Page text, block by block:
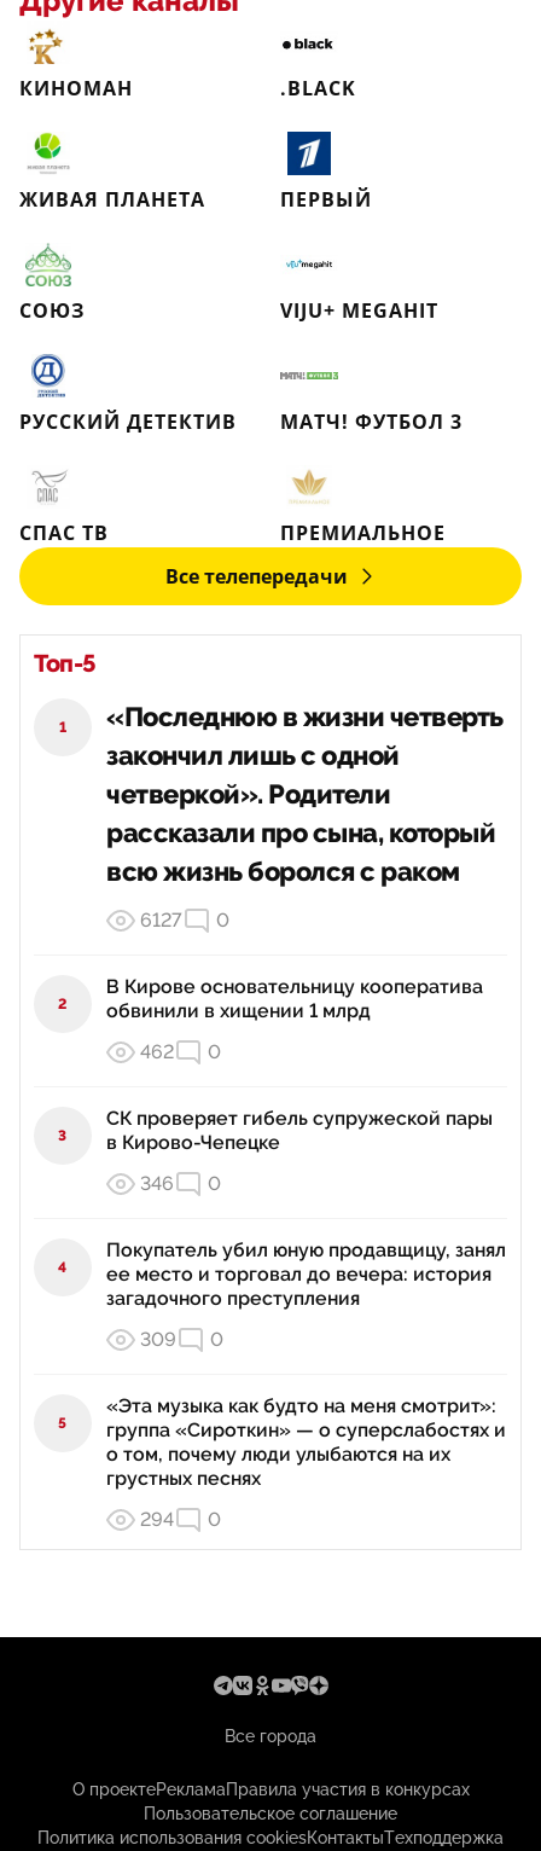
КИНОМАН .BLACK
ЖИВАЯ ПЛАНЕТА ПЕРВЫЙ
СОЮЗ VIJU+ MEGAHIT
РУССКИЙ ДЕТЕКТИВ МАТЧ! ФУТБОЛ 3
СПАС ТВ
ПРЕМИАЛЬНОЕ
Все телепередачи
Топ-5
1
«Последнюю в жизни четверть
закончил лишь с одной
четверкой». Родители
рассказали про сына, который
всю жизнь боролся с раком
6127 0
2
В Кирове основательницу кооператива
обвинили в хищении 1 млрд
462
0
3
СК проверяет гибель супружеской пары
в Кирово-Чепецке
346
0
4
Покупатель убил юную продавщицу, занял
ее место и торговал до вечера: история
загадочного преступления
309
0
5
«Эта музыка как будто на меня смотрит»:
группа «Сироткин» — о суперслабостях и
о том, почему люди улыбаются на их
грустных песнях
294
0
Все города
О проектеРекламаПравила участия в конкурсах
Пользовательское соглашение
Политика использования cookiesКонтактыТехподдержка